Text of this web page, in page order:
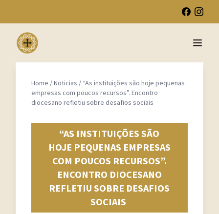
Open
Home /Noticias / “As instituições são hoje pequenas
empresas com poucos recursos”. Encontro
diocesano refletiu sobre desafios sociais
“AS INSTITUIÇÕES SÃO
HOJE PEQUENAS EMPRESAS
COM POUCOS RECURSOS”.
ENCONTRO DIOCESANO
REFLETIU SOBRE DESAFIOS
SOCIAIS